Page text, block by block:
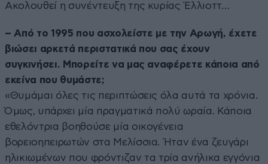
Ακολουθεί η συνέντευξη της κυρίας Έλλιοττ…
– Από το 1995 που ασχολείστε με την Αρωγή, έχετε
βιώσει αρκετά περιστατικά που σας έχουν
συγκινήσει. Μπορείτε να μας αναφέρετε κάποια από
εκείνα που θυμάστε;
«Θυμάμαι όλες τις περιπτώσεις όλα αυτά τα χρόνια.
Όμως, υπάρχει μία πραγματικά πολύ ωραία. Κάποια
εθελόντρια βοηθούσε μία οικογένεια
βορειοηπειρωτών στα Μελίσσια. Ήταν ένα ζευγάρι
ηλικιωμένων που φρόντιζαν τα τρία ανήλικα εγγόνια